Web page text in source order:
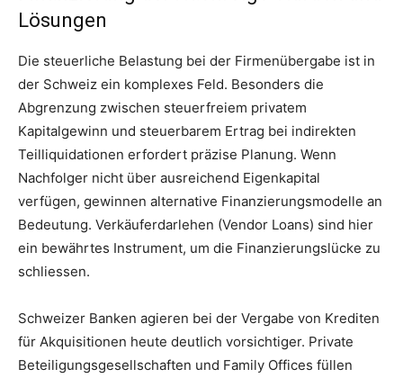
Lösungen
Die steuerliche Belastung bei der Firmenübergabe ist in
der Schweiz ein komplexes Feld. Besonders die
Abgrenzung zwischen steuerfreiem privatem
Kapitalgewinn und steuerbarem Ertrag bei indirekten
Teilliquidationen erfordert präzise Planung. Wenn
Nachfolger nicht über ausreichend Eigenkapital
verfügen, gewinnen alternative Finanzierungsmodelle an
Bedeutung. Verkäuferdarlehen (Vendor Loans) sind hier
ein bewährtes Instrument, um die Finanzierungslücke zu
schliessen.
Schweizer Banken agieren bei der Vergabe von Krediten
für Akquisitionen heute deutlich vorsichtiger. Private
Beteiligungsgesellschaften und Family Offices füllen